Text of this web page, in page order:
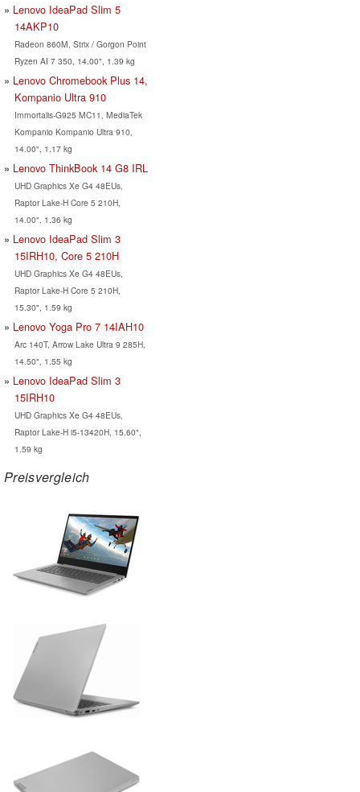
Lenovo IdeaPad Slim 5
14AKP10
Radeon 860M, Strix / Gorgon Point
Ryzen AI 7 350, 14.00", 1.39 kg
Lenovo Chromebook Plus 14,
Kompanio Ultra 910
Immortalis-G925 MC11, MediaTek
Kompanio Kompanio Ultra 910,
14.00", 1.17 kg
Lenovo ThinkBook 14 G8 IRL
UHD Graphics Xe G4 48EUs,
Raptor Lake-H Core 5 210H,
14.00", 1.36 kg
Lenovo IdeaPad Slim 3
15IRH10, Core 5 210H
UHD Graphics Xe G4 48EUs,
Raptor Lake-H Core 5 210H,
15.30", 1.59 kg
Lenovo Yoga Pro 7 14IAH10
Arc 140T, Arrow Lake Ultra 9 285H,
14.50", 1.55 kg
Lenovo IdeaPad Slim 3
15IRH10
UHD Graphics Xe G4 48EUs,
Raptor Lake-H i5-13420H, 15.60",
1.59 kg
Preisvergleich